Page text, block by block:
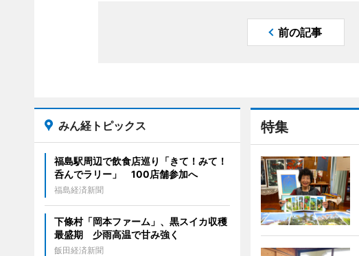
前の記事
特集
みん経トピックス
福島駅周辺で飲食店巡り「きて！みて！
呑んでラリー」 100店舗参加へ
福島経済新聞
下條村「岡本ファーム」、黒スイカ収穫
最盛期 少雨高温で甘み強く
飯田経済新聞